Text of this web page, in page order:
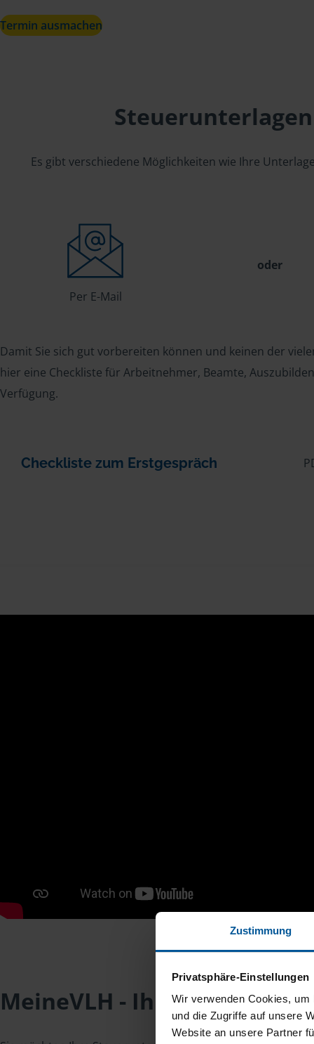
Zustimmung
Privatsphäre-Einstellungen
Wir verwenden Cookies,
und die Zugriffe auf unsere
Website an unsere Partner
Termin ausmachen
Es gibt verschiedene Möglichkeiten wie Ihre
Per E-Mail
oder
Damit Sie sich gut vorbereiten können und keinen der
hier eine Checkliste für Arbeitnehmer, Beamte,
Verfügung.
Checkliste zum Erstgespräch
MeineVLH - Ihr